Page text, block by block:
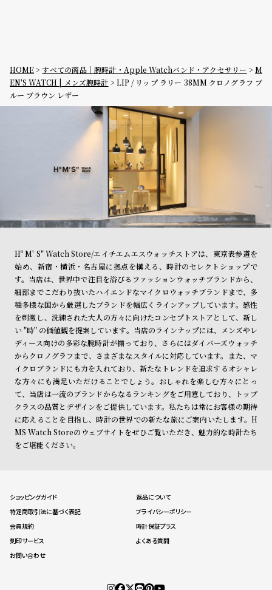
HOME すべての商品｜腕時計・Apple Watchバンド・アクセサリー
M
EN'S WATCH | メンズ腕時計
LIP / リップ ラリー 38MM クロノグラフ ブ
ルー ブラウン レザー
Hº M' S" Watch Store/エイチエムエスウォッチストアは、東京表参道を
始め、新宿・横浜・名古屋に拠点を構える、時計のセレクトショップで
す。当店は、世界中で注目を浴びるファッションウォッチブランドから、
細部までこだわり抜いたハイエンドなマイクロウォッチブランドまで、多
種多様な国から厳選したブランドを幅広くラインアップしています。感性
を刺激し、洗練された大人の方々に向けたコンセプトストアとして、新し
い "時" の価値観を提案しています。当店のラインナップには、メンズやレ
ディース向けの多彩な腕時計が揃っており、さらにはダイバーズウォッチ
からクロノグラフまで、さまざまなスタイルに対応しています。また、マ
イクロブランドにも力を入れており、新たなトレンドを追求するオシャレ
な方々にも満足いただけることでしょう。おしゃれを楽しむ方々にとっ
て、当店は一流のブランドからなるランキングをご用意しており、トップ
クラスの品質とデザインをご提供しています。私たちは常にお客様の期待
に応えることを目指し、時計の世界での新たな旅にご案内いたします。H
MS Watch Storeのウェブサイトをぜひご覧いただき、魅力的な時計たち
をご堪能ください。
ショッピングガイド
返品について
特定商取引法に基づく表記
プライバシーポリシー
会員規約
時計保証プラス
刻印サービス
よくある質問
お問い合わせ